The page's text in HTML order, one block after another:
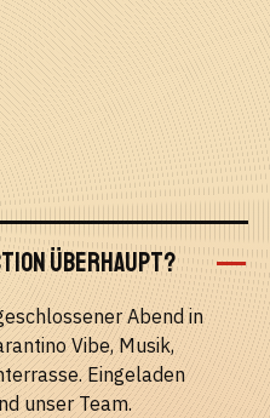
ÜBERHAUPT?
Abend in
Vibe, Musik,
Eingeladen
unser Team.